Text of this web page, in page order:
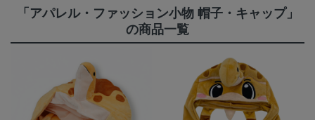
「アパレル・ファッション小物 帽子・キャップ」
の商品一覧